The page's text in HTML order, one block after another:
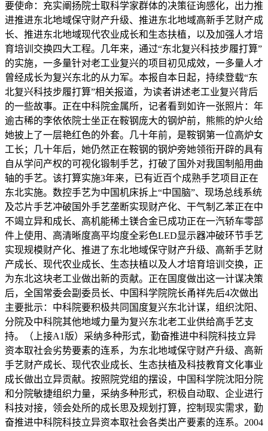
要使命：充实阐扬院士取科学家群体的决策征询感化，出力推
进推进东北地域保守财产升级、推进东北地域高新手艺财产成
长、推进东北地域现代农业成长和生态扶植，以及加强人才培
育培训交换四大工程。几年来，通过“东北复兴科技步履打算”
的实施，一多量针对老工业复兴的项目初见成效，一多量人才
曾经成长为复兴东北的从力军。本报自本日起，持续登载“东
北复兴科技步履打算”相关报道，为读者讲述老工业复兴背后
的一些故事。正在中科院金属所，记者看到如许一张照片：年
逾古稀的李依依院士坐正在鞍钢庞大的钢炉前，熊熊的炉火给
她披上了一层艳红色的外套。几十年前，是鞍钢第一位高炉女
工长；几十年后，她仍然正在鞍钢的钢炉旁她领衔开辟的具有
自从学问产权的可视化锻制手艺，打破了国外对我国制船用曲
轴的手艺。该打算实施3年来，已有近百个成熟手艺项目正在
东北实施。数控手艺为中国机床拆上“中国脑”、现场总线系统
及芯片手艺冲破国外手艺垄断实现财产化、干气制乙苯正在中
不竭立异和成长、高机能稀土镁合金已成功正在一汽轿车零部
件上使用、高清晰度高平均度全彩色LED显示器冲破环节手艺
实现规模财产化、推进了东北地域保守财产升级、高新手艺财
产成长、现代农业成长、生态扶植以及人才培育培训交换，正
为东北这块老工业做出新的贡献。正在国度做出这一计谋决策
后，全国常委会副委员长、中国科学院院长甬祥先后4次做出
主要批示：中科院要积极共同国度复兴东北计谋，组织沈阳、
分院及中科院其他地域力量为复兴东北老工业供给高手艺支
持。（上接A1版）采纳多种形式，勤奋推进中科院科技立异
资本取社会劣势要素的连系，为东北地域保守财产升级、高新
手艺财产成长、现代农业成长、生态扶植及科技教育文化事业
成长做出立异贡献。按照院党组的摆设，中国科学院沈阳分院
和分院敏捷组织力量，采纳多种形式，积极自动取、企业进行
科技对接，领会处所的成长思及规划打算，控制现实需求，勤
奋推进中科院科技立异资本取社会各类出产要素的连系。2004